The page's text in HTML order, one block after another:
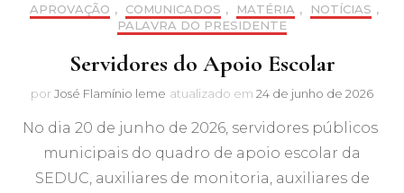
APROVAÇÃO , COMUNICADOS , MATÉRIA , NOTÍCIAS ,
PALAVRA DO PRESIDENTE
Servidores do Apoio Escolar
por José Flamínio leme atualizado em 24 de junho de 2026
No dia 20 de junho de 2026, servidores públicos
municipais do quadro de apoio escolar da
SEDUC, auxiliares de monitoria, auxiliares de